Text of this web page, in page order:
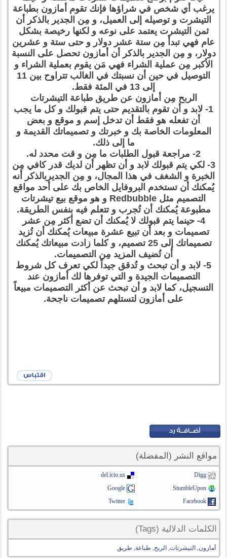
يرغب أي شخص في شراؤها فإنك تقوم أمازون بطباعة
التيشرت و توصيله إلى العميل، و مِن الجدير بالذكر أن
ثمن التيشرت يعتمد على نوعه و لكنها رخيصة بشكل
عام فهي تبدأ مِن ستة عشر دولار و حتى ستة و عشرين
دولار، و مِن الجدير بالذكر أن أمازون تحصل على النسبة
الأكبر مِن عملية الشراء فهي مَن يقوم بعملية الشراء و
التوصيل في حين أن نسبتك في الغالب تتراوح بين 11
إلى 13 في المئة فقط.
الربح مِن أمازون عن طريق طباعة التيشرتات
1- لابد و أن تقوم بالتقديم حتى يتم قبولك و كل ما يجب
أن تفعله هو فقط أن تدخل إسم و موقع و بعض
المعلومات الخاصة بك و خبرتك و تصميماتك القديمة و
ما إلى ذلك.
2- مراجعة قبول الطلبات ما مِن و قت محدد له.
3- لكي يتم قبولك لابد و أن تظهر أن لديك قدر كافي مِن
الخبرة و الشغف في هذا المجال، و مِن الجديربالذكر أنه
يُمكنك أن تستخدم البروفايل الخاص بك على أحد مواقع
التصميم مثل Redbubble و هو موقع بيع تيشرتات
مطبوعة يُمكنك أن تُجرب و تتعلم فيه بنفس الطريقة.
4- حينما يتم قبولك لا يُمكنك أن تضع أكثر مِن عشر
تصميمات و بعد أن تبيع عشرة مبيعات يُمكنك أن تُزيد
تصميماتك إلى 25 تصميم، و كلما زادت مبيعاتك يُمكنك
أن تُضيف المزيد مِن التصميمات.
5- لابد و أن تبحث و تُدقق جيداً لكي تعرف كل شروط
التصميمات الجيدة و التي توفرها لك أمازون عند
التسجيل، كما لابد و أن تبحث عن أكثر التصميمات مبيعاً
على أمازون لتستلهم تصميمات ناجحة.
مواقع النشر (المفضلة)
Digg
del.icio.us
StumbleUpon
Google
Facebook
Twitter
الكلمات الدلالية (Tags)
أمازون, التيشرتات, الربح, طباعة, طريق